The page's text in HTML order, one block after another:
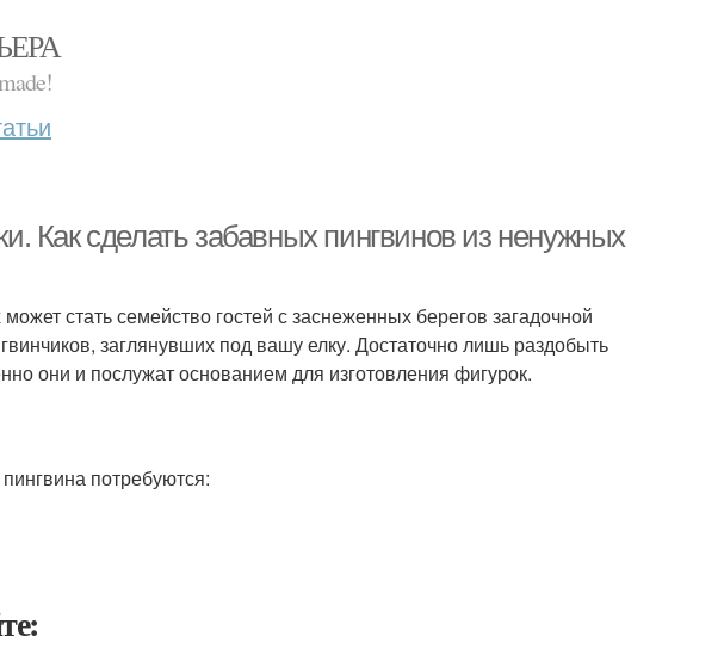
Как сделать забавных пингвинов из ненужных
стать семейство гостей с заснеженных берегов загадочной
заглянувших под вашу елку. Достаточно лишь раздобыть
они и послужат основанием для изготовления фигурок.
потребуются: